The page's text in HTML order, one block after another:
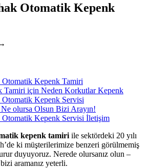
Otomatik Kepenk
Otomatik Kepenk Tamiri
Tamiri için Neden Korkutlar Kepenk
Otomatik Kepenk Servisi
Ne olursa Olsun Bizi Arayın!
Otomatik Kepenk Servisi İletişim
kepenk tamiri ile sektördeki 20 yılı
ki müşterilerimize benzeri görülmemiş
duyuyoruz. Nerede olursanız olun –
aramanız yeterli.